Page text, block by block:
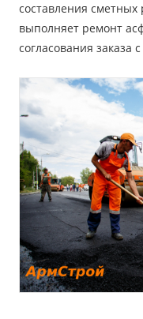
составления сметных
выполняет ремонт
согласования заказа